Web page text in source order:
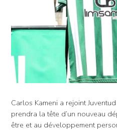
Carlos Kameni a rejoint
prendra la tête d’un nouveau
être et au développement